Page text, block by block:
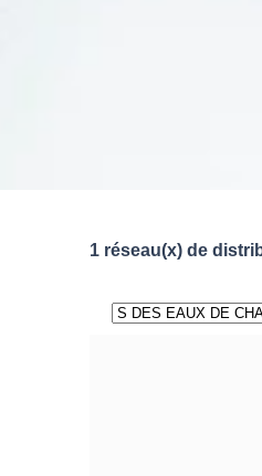
1 réseau(x) de